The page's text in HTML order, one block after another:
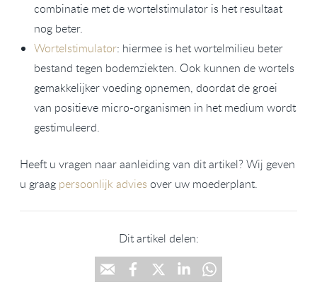
combinatie met de wortelstimulator is het resultaat
nog beter.
Wortelstimulator: hiermee is het wortelmilieu beter
bestand tegen bodemziekten. Ook kunnen de wortels
gemakkelijker voeding opnemen, doordat de groei
van positieve micro-organismen in het medium wordt
gestimuleerd.
Heeft u vragen naar aanleiding van dit artikel? Wij geven
u graag persoonlijk advies over uw moederplant.
Dit artikel delen: